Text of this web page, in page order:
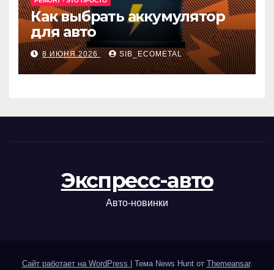
Как выбрать аккумулятор
для авто
8 ИЮНЯ 2026 SIB_ECOMETAL
Экспресс-авто
Авто-новинки
Сайт работает на WordPress Тема News Hunt от Themeansar.